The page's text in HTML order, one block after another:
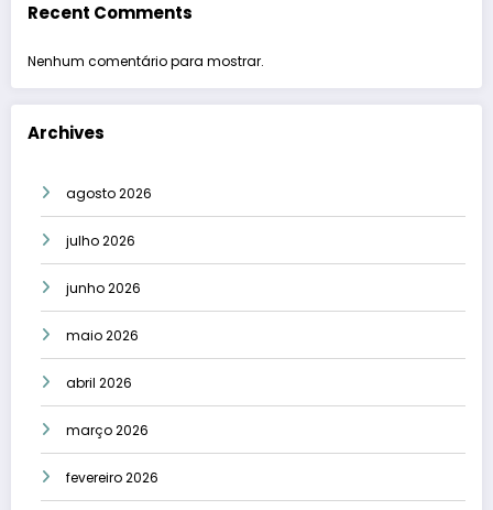
Recent Comments
Nenhum comentário para mostrar.
Archives
agosto 2026
julho 2026
junho 2026
maio 2026
abril 2026
março 2026
fevereiro 2026